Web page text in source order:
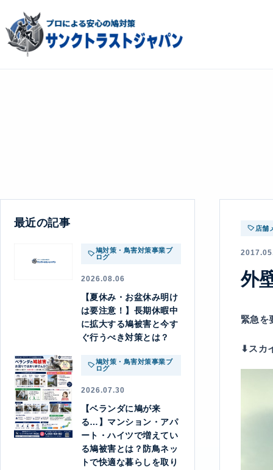
最近の記事
鳩対策・鳥害対策事業ブ
ログ
2026.08.06
【夏休み・お盆休み明け
は要注意！】長期休暇中
に拡大する鳩被害と今す
ぐ行うべき対策とは？
鳩対策・鳥害対策事業ブ
ログ
2026.07.30
【ベランダに鳩が来
る…】マンション・アパ
ート・ハイツで増えてい
る鳩被害とは？防鳥ネッ
トで快適な暮らしを取り
店舗
外
緊急を
⬇︎スカ